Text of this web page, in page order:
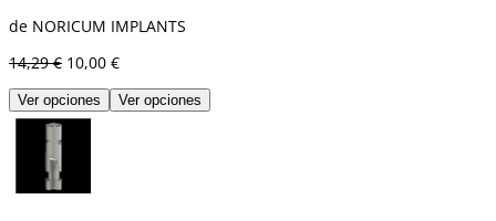
de NORICUM IMPLANTS
14,29 € 10,00 €
Ver opciones Ver opciones